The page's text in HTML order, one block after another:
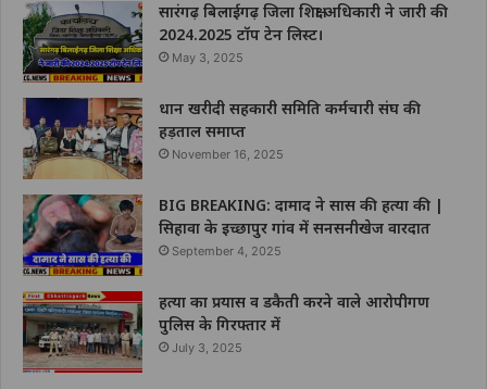
सारंगढ़ बिलाईगढ़ जिला शिक्षा अधिकारी ने जारी की
2024.2025 टॉप टेन लिस्ट।
May 3, 2025
धान खरीदी सहकारी समिति कर्मचारी संघ की
हड़ताल समाप्त
November 16, 2025
BIG BREAKING: दामाद ने सास की हत्या की |
सिहावा के इच्छापुर गांव में सनसनीखेज वारदात
September 4, 2025
हत्या का प्रयास व डकैती करने वाले आरोपीगण
पुलिस के गिरफ्तार में
July 3, 2025